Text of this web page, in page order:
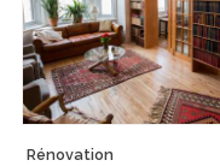
Rénovation